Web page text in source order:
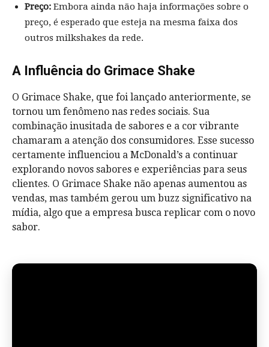
Preço: Embora ainda não haja informações sobre o
preço, é esperado que esteja na mesma faixa dos
outros milkshakes da rede.
A Influência do Grimace Shake
O Grimace Shake, que foi lançado anteriormente, se
tornou um fenômeno nas redes sociais. Sua
combinação inusitada de sabores e a cor vibrante
chamaram a atenção dos consumidores. Esse sucesso
certamente influenciou a McDonald’s a continuar
explorando novos sabores e experiências para seus
clientes. O Grimace Shake não apenas aumentou as
vendas, mas também gerou um buzz significativo na
mídia, algo que a empresa busca replicar com o novo
sabor.